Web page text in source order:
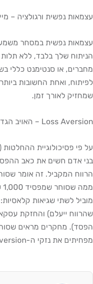
עצמאות נפשית ורגולציה –
עצמאות נפשית במסחר
הניתוח שלך בלבד, ללא
מחברים, או סנטימנט כללי
לפיתוח, ואחת החשובות
שמחזיק לאורך זמן.
Loss Aversion – האויב הגדול של עצמאות נפשית
על פי פסיכולוגיית
בני אדם חשים את כאב
מוביל לשתי שגיאות
שהרווח ייעלם) והחזקת
מפחיתים את נזקי ה-loss aversion ב-עד 60%.